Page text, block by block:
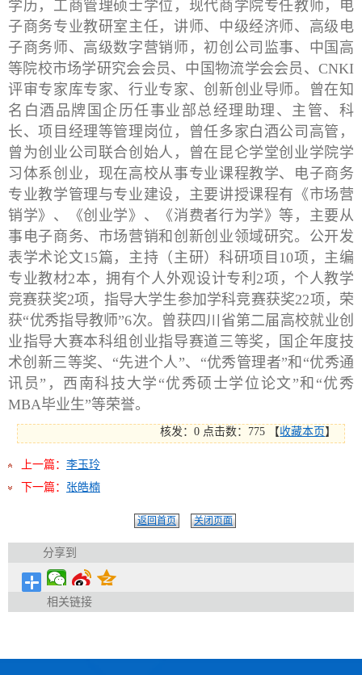
学历，工商管理硕士学位，现代商学院专任教师，电
子商务专业教研室主任，讲师、中级经济师、高级电
子商务师、高级数字营销师，初创公司监事、中国高
等院校市场学研究会会员、中国物流学会会员、CNKI
评审专家库专家、行业专家、创新创业导师。
曾在知
名白酒品牌国企历任事业部总经理助理、主管、科
长、项目经理等管理岗位，曾任多家白酒公司高管，
曾为创业公司联合创始人，曾在昆仑学堂创业学院学
习体系创业，现在高校从事专业课程教学、电子商务
专业教学管理与专业建设，主要讲授课程有《市场营
销学》、《创业学》、《消费者行为学》等，主要从
事电子商务、市场营销和创新创业领域研究。 公开发
表学术论文15篇，主持（主研）科研项目10项，主编
专业教材2本，拥有个人外观设计专利2项，个人教学
竞赛获奖2项，指导大学生参加学科竞赛获奖22项，荣
获“优秀指导教师”6次。曾获四川省第二届高校就业创
业指导大赛本科组创业指导赛道三等奖，国企年度技
术创新三等奖、“先进个人”、“优秀管理者”和“优秀通
讯员”，西南科技大学“优秀硕士学位论文”和“优秀
MBA毕业生”等荣誉。
核发：0 点击数： 775 【收藏本页 】
上一篇： 李玉玲
下一篇： 张皓楠
返回首页 关闭页面
分享到
相关链接